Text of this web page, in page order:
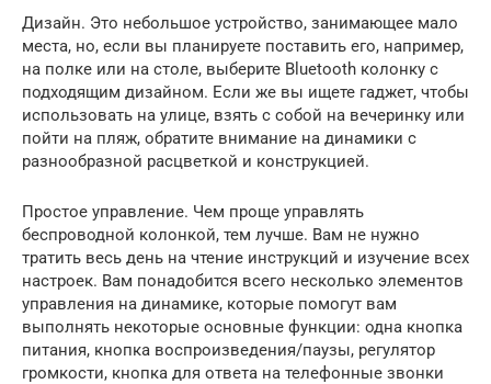
Дизайн. Это небольшое устройство, занимающее мало
места, но, если вы планируете поставить его, например,
на полке или на столе, выберите Bluetooth колонку с
подходящим дизайном. Если же вы ищете гаджет, чтобы
использовать на улице, взять с собой на вечеринку или
пойти на пляж, обратите внимание на динамики с
разнообразной расцветкой и конструкцией.
Простое управление. Чем проще управлять
беспроводной колонкой, тем лучше. Вам не нужно
тратить весь день на чтение инструкций и изучение всех
настроек. Вам понадобится всего несколько элементов
управления на динамике, которые помогут вам
выполнять некоторые основные функции: одна кнопка
питания, кнопка воспроизведения/паузы, регулятор
громкости, кнопка для ответа на телефонные звонки